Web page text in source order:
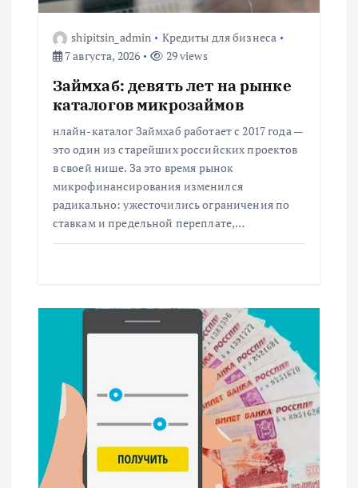
shipitsin_admin
Кредиты для бизнеса
7 августа, 2026
29 views
Займхаб: девять лет на рынке
каталогов микрозаймов
нлайн-каталог Займхаб работает с 2017 года —
это один из старейших российских проектов
в своей нише. За это время рынок
микрофинансирования изменился
радикально: ужесточились ограничения по
ставкам и предельной переплате,…